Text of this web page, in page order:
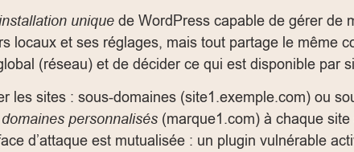
unique de WordPress capable de gérer de
locaux et ses réglages, mais tout partage le même
(réseau) et de décider ce qui est disponible par
les sites : sous-domaines (site1.exemple.com) ou
domaines personnalisés (marque1.com) à chaque
d’attaque est mutualisée : un plugin vulnérable